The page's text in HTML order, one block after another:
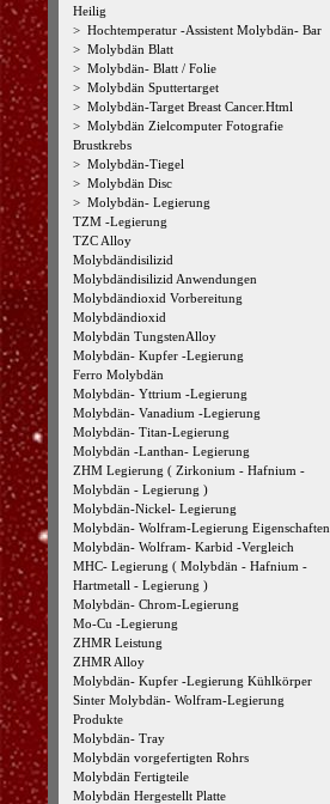
Heilig
> Hochtemperatur -Assistent Molybdän- Bar
> Molybdän Blatt
> Molybdän- Blatt / Folie
> Molybdän Sputtertarget
> Molybdän-Target Breast Cancer.Html
> Molybdän Zielcomputer Fotografie
Brustkrebs
> Molybdän-Tiegel
> Molybdän Disc
> Molybdän- Legierung
TZM -Legierung
TZC Alloy
Molybdändisilizid
Molybdändisilizid Anwendungen
Molybdändioxid Vorbereitung
Molybdändioxid
Molybdän TungstenAlloy
Molybdän- Kupfer -Legierung
Ferro Molybdän
Molybdän- Yttrium -Legierung
Molybdän- Vanadium -Legierung
Molybdän- Titan-Legierung
Molybdän -Lanthan- Legierung
ZHM Legierung ( Zirkonium - Hafnium -
Molybdän - Legierung )
Molybdän-Nickel- Legierung
Molybdän- Wolfram-Legierung Eigenschaften
Molybdän- Wolfram- Karbid -Vergleich
MHC- Legierung ( Molybdän - Hafnium -
Hartmetall - Legierung )
Molybdän- Chrom-Legierung
Mo-Cu -Legierung
ZHMR Leistung
ZHMR Alloy
Molybdän- Kupfer -Legierung Kühlkörper
Sinter Molybdän- Wolfram-Legierung
Produkte
Molybdän- Tray
Molybdän vorgefertigten Rohrs
Molybdän Fertigteile
Molybdän Hergestellt Platte